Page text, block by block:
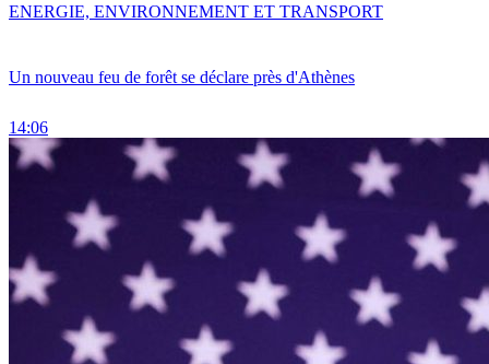
Un nouveau feu de forêt se déclare près d'Athènes
14:06
ENERGIE, ENVIRONNEMENT ET TRANSPORT